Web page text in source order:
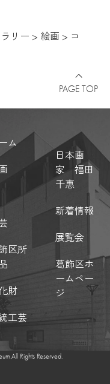
リー > 絵画 > コ
PAGE TOP
ム
区所
財
工芸
日本画
家 福田
千惠
新着情報
展覧会
葛飾区ホ
ームペー
ジ
Rights Reserved.